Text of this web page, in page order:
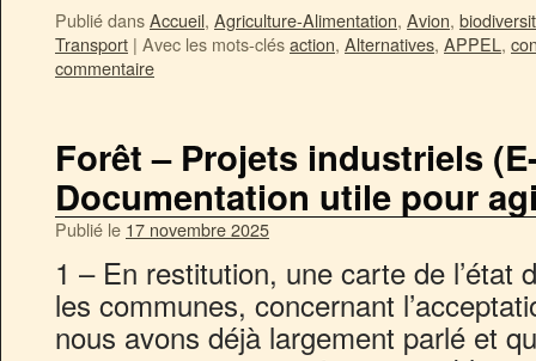
Publié dansAccueil, Agriculture-Alimentation, Avion,
Transport | Avec les mots-clésaction, Alternatives, APPEL,
commentaire
Forêt – Projets industriels
Documentation utile pour
Publié le 17 novembre 2025
1 – En restitution, une carte de l’état
les communes, concernant
nous avons déjà largement parlé et